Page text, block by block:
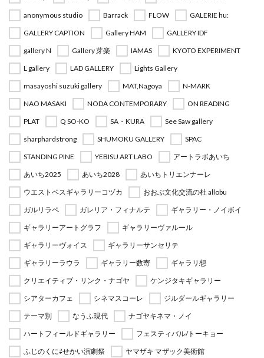
anonymous studio
Barrack FLOW
GALERIE hu:
GALLERY CAPTION
Gallery HAM
GALLERY IDF
gallery N
Gallery 芽楽 IAMAS
KYOTO EXPERIMENT
L gallery
LAD GALLERY
Lights Gallery
masayoshi suzuki gallery
MAT,Nagoya
N-MARK
NAO MASAKI
NODA CONTEMPORARY
ON READING
PLAT
Q SO-KO SA・KURA
See Saw gallery
sharphardstrong
SHUMOKU GALLERY
SPAC
STANDING PINE
YEBISU ART LABO
アートラボあいち
あいち2025
あいち2028
あいちトリエンナーレ
ウエストベスギャラリーコヅカ
おおぶ文化交流の杜 allobu
ガルリラペ
ガレリア・フィナルテ
ギャラリー・ノイボイ
ギャラリーアートグラフ
ギャラリーヴァルール
ギャラリーヴォイス
ギャラリーサンセリテ
ギャラリーラウラ
ギャラリー数寄
ギャラリ想
クリエイティブ・リンク・ナゴヤ
ケンジタキギャラリー
シアターカフェ
シネマスコーレ
ジルダールギャラリー
テーマ別
なうふ現代
ナゴヤキネマ・ノイ
ハートフィールドギャラリー
フェスティバル/トーキョー
ふじのくに⇄せかい演劇祭
ヤマザキ マザック美術館